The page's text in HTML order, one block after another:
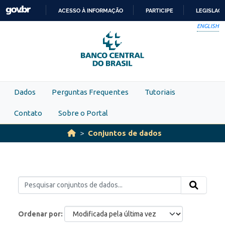
Skip to main content
PARA
O
CONTEÚDO
ACESSO À INFORMAÇÃO PARTICIPE
ENGLISH
Dados Perguntas Frequentes Tutoriais
Contato Sobre o Portal
Conjuntos de dados
Ordenar por